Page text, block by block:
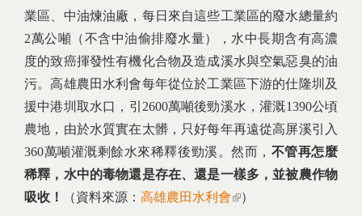
業區、中油煉油廠，每日來自這些工業區的廢水總量約
2萬公噸（不含中油偷排廢水量），水中長期含有高濃
度的致癌揮發性有機化合物及造成溪水與空氣惡臭的油
污。高雄農田水利會每年從位於工業區下游的仕隆圳及
援中港圳取水口，引2600萬噸後勁溪水，灌溉1390公頃
農地，由於水質實在太髒，只好每年再遠從高屏溪引入
360萬噸灌溉剩餘水來稀釋後勁溪。然而， 不管再怎麼
稀釋，水中的毒物還是存在、還是一樣多，並被農作物
吸收！
（資料來源： 高雄農田水利會(link is external)
）